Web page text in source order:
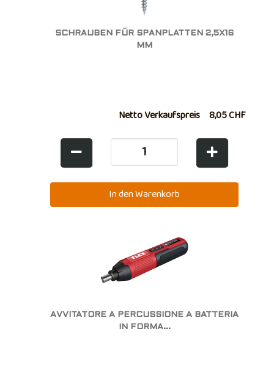
SCHRAUBEN FÜR SPANPLATTEN 2,5X16
MM
Netto Verkaufspreis 8,05 CHF
AVVITATORE A PERCUSSIONE A BATTERIA
IN FORMA...